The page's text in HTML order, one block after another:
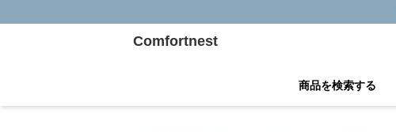
Comfortnest
商品を検索する